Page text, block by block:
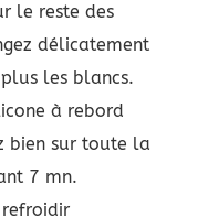
le reste des
délicatement
plus les blancs.
à rebord
bien sur toute la
7 mn.